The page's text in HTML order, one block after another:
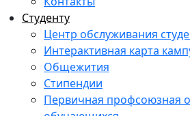
Студенту
Центр обслуживания
Интерактивная карта
Общежития
Стипендии
Первичная профсоюзная